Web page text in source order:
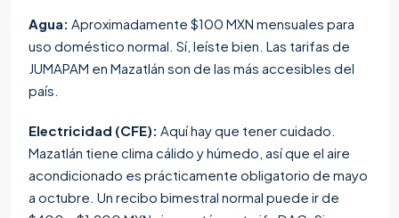
Agua: Aproximadamente $100 MXN mensuales para
uso doméstico normal. Sí, leíste bien. Las tarifas de
JUMAPAM en Mazatlán son de las más accesibles del
país.
Electricidad (CFE): Aquí hay que tener cuidado.
Mazatlán tiene clima cálido y húmedo, así que el aire
acondicionado es prácticamente obligatorio de mayo
a octubre. Un recibo bimestral normal puede ir de